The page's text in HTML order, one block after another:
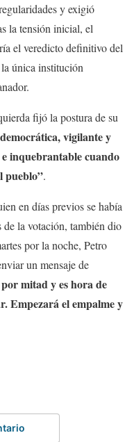
y exigió
la tensión inicial, el
el veredicto definitivo del
única institución
fijó la postura de su
vigilante y
inquebrantable cuando
pueblo”.
en días previos se había
de la votación, también dio
por la noche, Petro
un mensaje de
mitad y es hora de
Empezará el empalme y